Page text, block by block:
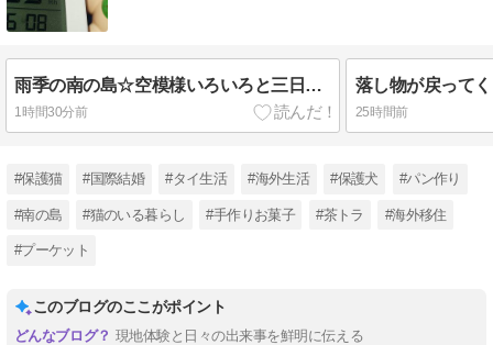
雨季の南の島☆空模様いろいろと三日月など
1時間30分前 25時間前
#保護猫 #国際結婚 #タイ生活 #海外生活 #保護犬 #パン作り
#南の島 #猫のいる暮らし #手作りお菓子 #茶トラ #海外移住
#プーケット
このブログのここがポイント
現地体験と日々の出来事を鮮明に伝える